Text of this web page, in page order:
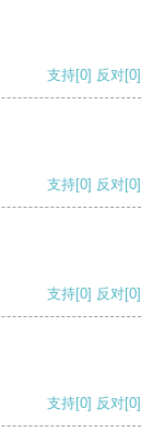
支持[0] 反对[0]
支持[0] 反对[0]
支持[0] 反对[0]
支持[0] 反对[0]